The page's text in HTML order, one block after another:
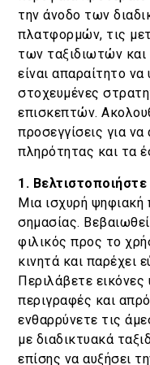
την άνοδο των
πλατφορμών, τις
των ταξιδιωτών και
είναι απαραίτητο
στοχευμένες
επισκεπτών.
προσεγγίσεις για
πληρότητας και τα
1.
Μια ισχυρή ψηφιακή
σημασίας.
φιλικός προς το
κινητά και παρέχει
Περιλάβετε
περιγραφές και
ενθαρρύνετε τις
με διαδικτυακά
επίσης να αυξήσει